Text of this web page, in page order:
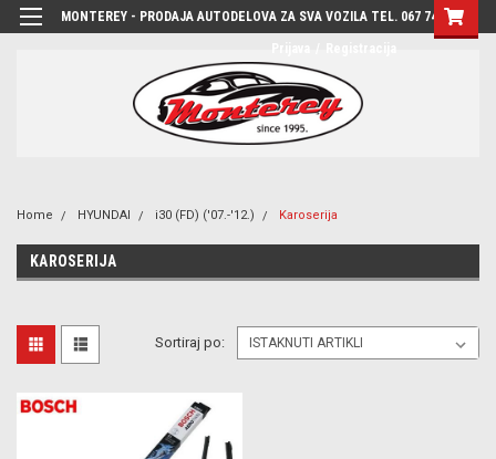
MONTEREY - PRODAJA AUTODELOVA ZA SVA VOZILA TEL. 067 7444-780
Home HYUNDAI i30 (FD) ('07.-'12.) Karoserija
KAROSERIJA
Sortiraj po: